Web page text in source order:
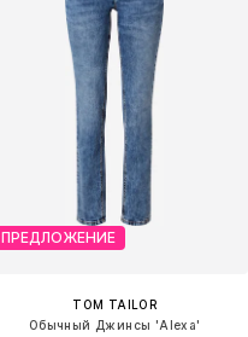
ПРЕДЛОЖЕНИЕ
TOM TAILOR
Обычный Джинсы 'Alexa'